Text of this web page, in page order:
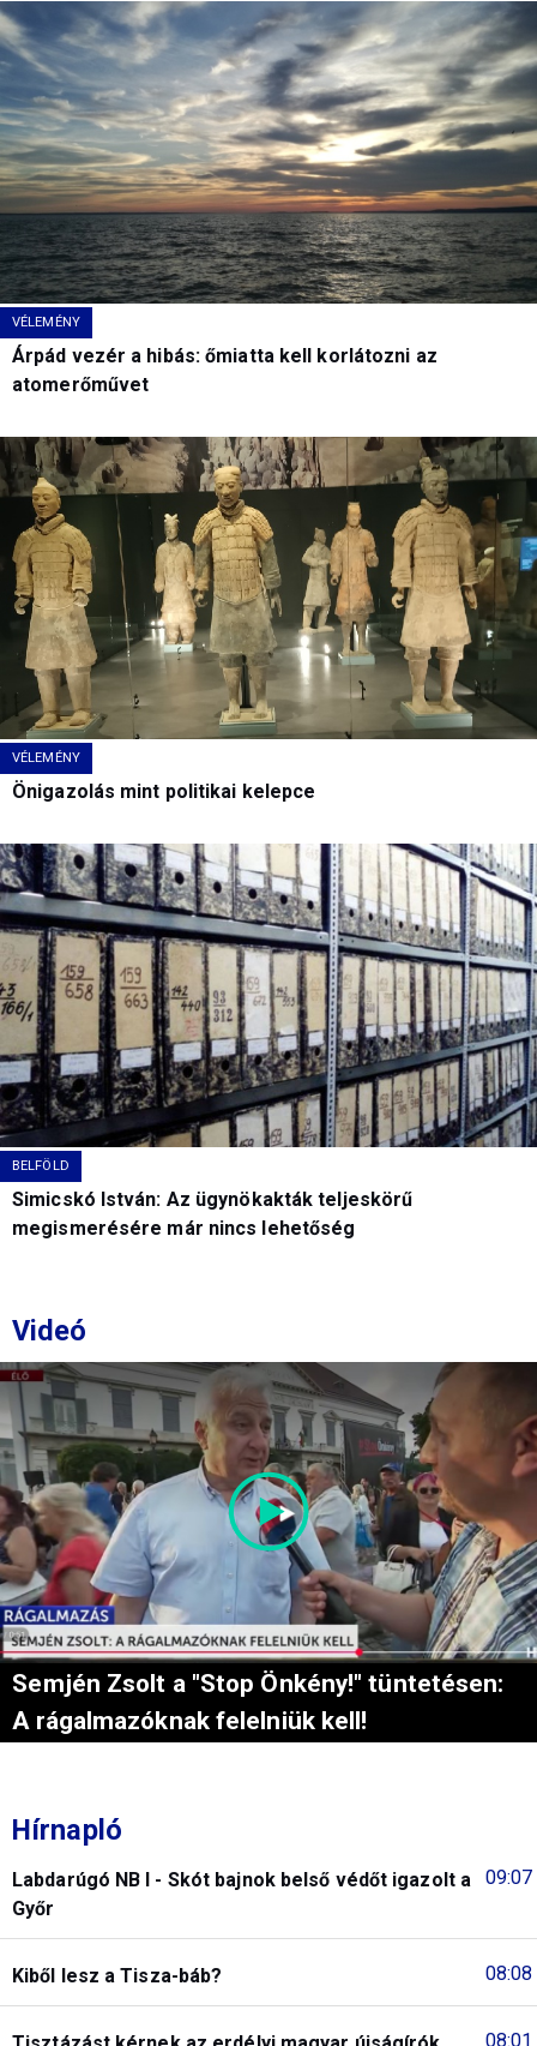
VÉLEMÉNY
Árpád vezér a hibás: őmiatta kell korlátozni az
atomerőművet
VÉLEMÉNY
Önigazolás mint politikai kelepce
BELFÖLD
Simicskó István: Az ügynökakták teljeskörű
megismerésére már nincs lehetőség
Videó
Semjén Zsolt a "Stop Önkény!" tüntetésen:
A rágalmazóknak felelniük kell!
Hírnapló
09:07
Labdarúgó NB I - Skót bajnok belső védőt igazolt a
Győr
08:08
Kiből lesz a Tisza-báb?
08:01